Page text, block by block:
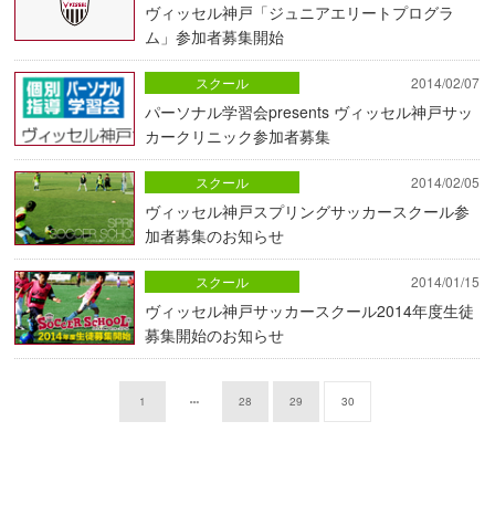
ヴィッセル神戸「ジュニアエリートプログラ
ム」参加者募集開始
2014/02/07
パーソナル学習会presents ヴィッセル神戸サッ
カークリニック参加者募集
スクール
2014/02/05
ヴィッセル神戸スプリングサッカースクール参
加者募集のお知らせ
スクール
2014/01/15
ヴィッセル神戸サッカースクール2014年度生徒
募集開始のお知らせ
スクール
1 28 29 30